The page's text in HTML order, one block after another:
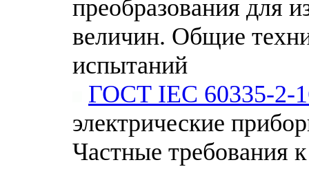
преобразования для
величин. Общие
испытаний
ГОСТ IEC 60335-2-
электрические
Частные требования